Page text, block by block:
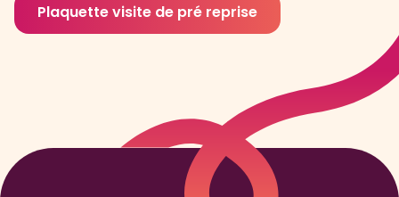
Plaquette visite de pré reprise